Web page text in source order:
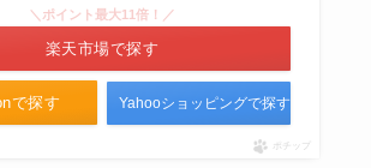
ヘアレシピが販売終了？なぜ！ネ
ットならまだ売ってる？和の実や
ハニーアプリコットどれがいい？
で探す
＼ポイント最大11倍！／
楽天市場で探す
Yahooショッピングで探す
ポチップ